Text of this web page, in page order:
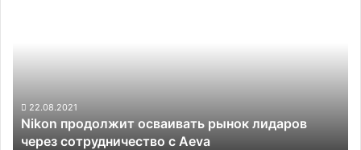
Aeva
22.08.2021
Nikon продолжит осваивать рынок лидаров
через сотрудничество с Aeva